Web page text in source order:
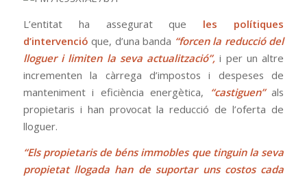
L’entitat ha assegurat que les polítiques
d’intervenció que, d’una banda “forcen la reducció del
lloguer i limiten la seva actualització”,i per un altre
incrementen la càrrega d’impostos i despeses de
manteniment i eficiència energètica, “castiguen”als
propietaris i han provocat la reducció de l’oferta de
lloguer.
“Els propietaris de béns immobles que tinguin la seva
propietat llogada han de suportar uns costos cada